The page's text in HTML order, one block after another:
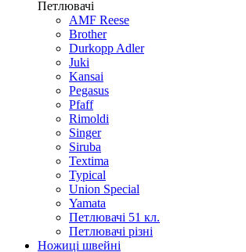
Петлювачі
AMF Reese
Brother
Durkopp Adler
Juki
Kansai
Pegasus
Pfaff
Rimoldi
Singer
Siruba
Textima
Typical
Union Special
Yamata
Петлювачі 51 кл.
Петлювачі різні
Ножиці швейні